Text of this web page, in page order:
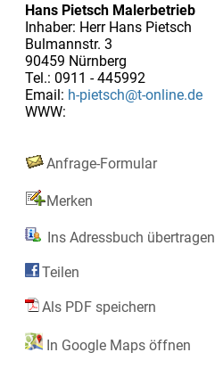
Hans Pietsch Malerbetrieb
Inhaber: Herr Hans Pietsch
Bulmannstr. 3
90459 Nürnberg
Tel.: 0911 - 445992
Email: h-pietsch@t-online.de
WWW:
Anfrage-Formular
Merken
Ins Adressbuch übertragen
Teilen
Als PDF speichern
In Google Maps öffnen